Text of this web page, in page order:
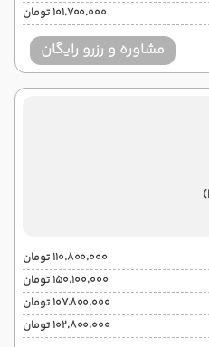
۱۰۱٬۷۰۰٬۰۰۰ تومان
مشاوره و رزرو رایگان
۱۱۰٬۸۰۰٬۰۰۰ تومان
۱۵۰٬۱۰۰٬۰۰۰ تومان
۱۰۷٬۸۰۰٬۰۰۰ تومان
۱۰۲٬۸۰۰٬۰۰۰ تومان